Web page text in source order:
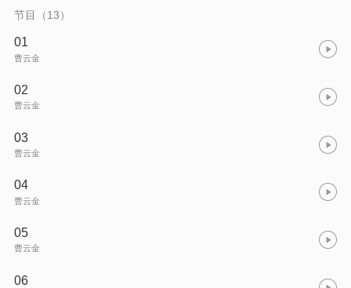
节目（13）
01
曹云金
02
曹云金
03
曹云金
04
曹云金
05
曹云金
06